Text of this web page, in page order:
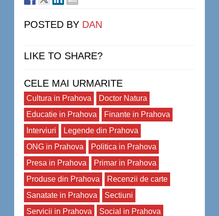
POSTED BY DAN
LIKE TO SHARE?
CELE MAI URMARITE
Cultura in Prahova
Doctor Natura
Educatie in Prahova
Finante in Prahova
Interviuri
Legende din Prahova
ONG in Prahova
Politica in Prahova
Presa in Prahova
Primar in Prahova
Produse din Prahova
Recenzii de carte
Sanatate in Prahova
Sectiuni
Servicii in Prahova
Social in Prahova